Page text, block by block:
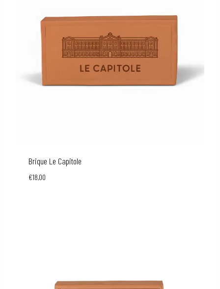
Brique Le Capitole
€18,00